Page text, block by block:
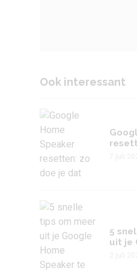
Ook interessant
5
uit je